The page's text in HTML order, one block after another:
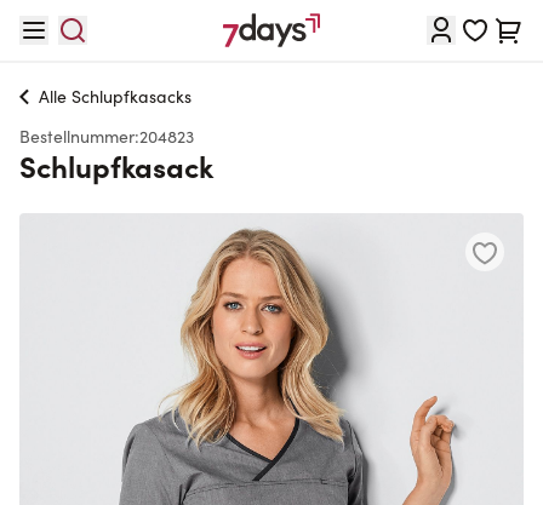
Alle Schlupfkasacks
Bestellnummer:204823
Schlupfkasack